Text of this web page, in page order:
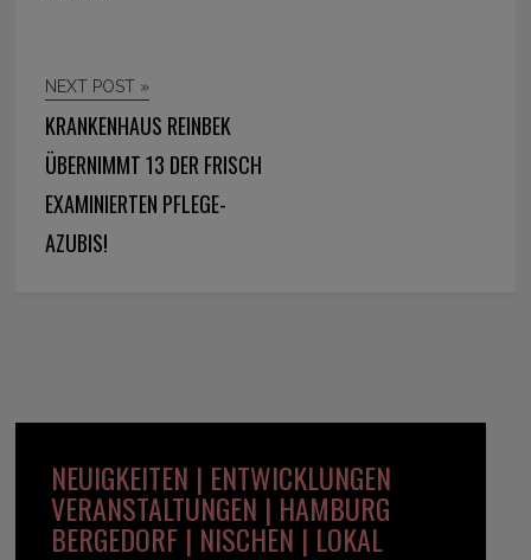
NEXT POST »
KRANKENHAUS REINBEK
ÜBERNIMMT 13 DER FRISCH
EXAMINIERTEN PFLEGE-
AZUBIS!
NEUIGKEITEN | ENTWICKLUNGEN
VERANSTALTUNGEN | HAMBURG
BERGEDORF | NISCHEN | LOKAL